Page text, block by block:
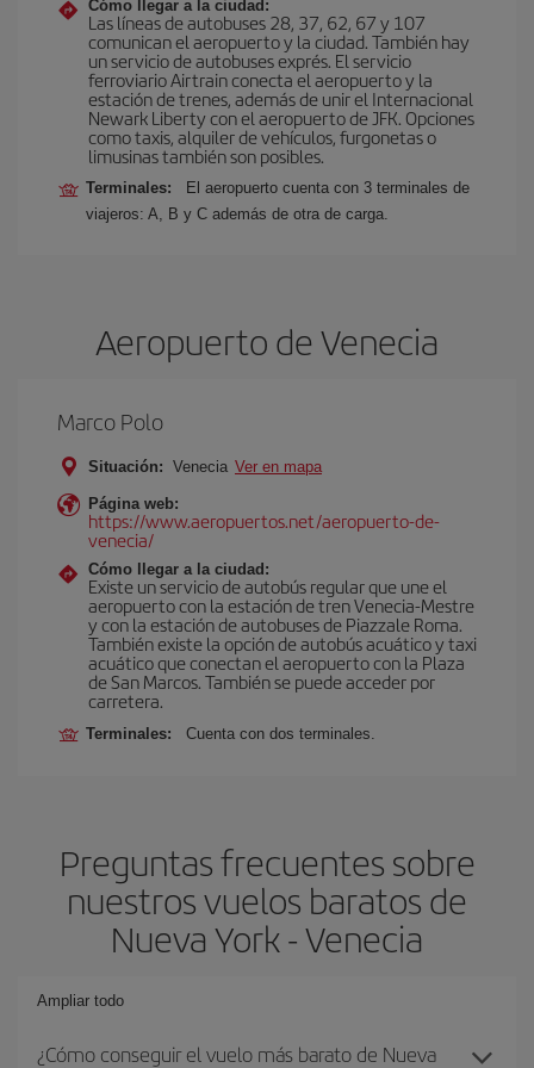
Cómo llegar a la ciudad:
Las líneas de autobuses 28, 37, 62, 67 y 107
comunican el aeropuerto y la ciudad. También hay
un servicio de autobuses exprés. El servicio
ferroviario Airtrain conecta el aeropuerto y la
estación de trenes, además de unir el Internacional
Newark Liberty con el aeropuerto de JFK. Opciones
como taxis, alquiler de vehículos, furgonetas o
limusinas también son posibles.
Terminales:
El aeropuerto cuenta con 3 terminales de
viajeros: A, B y C además de otra de carga.
Aeropuerto de Venecia
Marco Polo
Situación: Venecia Ver en mapa
Página web:
https://www.aeropuertos.net/aeropuerto-de-
venecia/
Cómo llegar a la ciudad:
Existe un servicio de autobús regular que une el
aeropuerto con la estación de tren Venecia-Mestre
y con la estación de autobuses de Piazzale Roma.
También existe la opción de autobús acuático y taxi
acuático que conectan el aeropuerto con la Plaza
de San Marcos. También se puede acceder por
carretera.
Terminales: Cuenta con dos terminales.
Preguntas frecuentes sobre
nuestros vuelos baratos de
Nueva York - Venecia
Ampliar todo
¿Cómo conseguir el vuelo más barato de Nueva